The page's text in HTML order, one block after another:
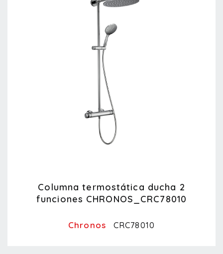
Columna termostática ducha 2
funciones CHRONOS_CRC78010
Chronos CRC78010